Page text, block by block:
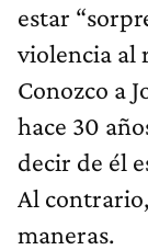
estar
violencia al
Conozco a
hace 30
decir de él
Al
maneras.